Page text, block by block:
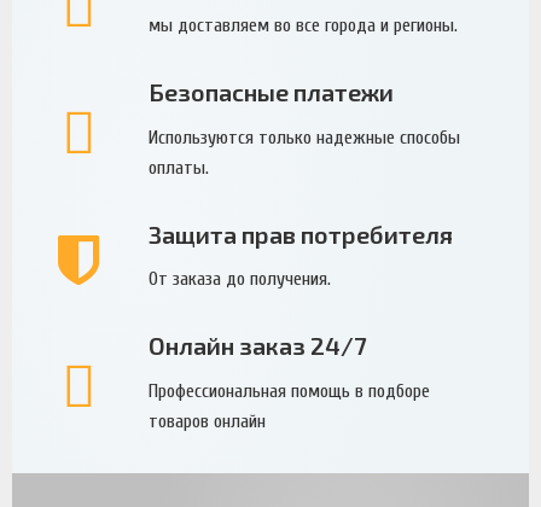
мы доставляем во все города и регионы.
Безопасные платежи
Используются только надежные способы
оплаты.
Защита прав потребителя
От заказа до получения.
Онлайн заказ 24/7
Профессиональная помощь в подборе
товаров онлайн